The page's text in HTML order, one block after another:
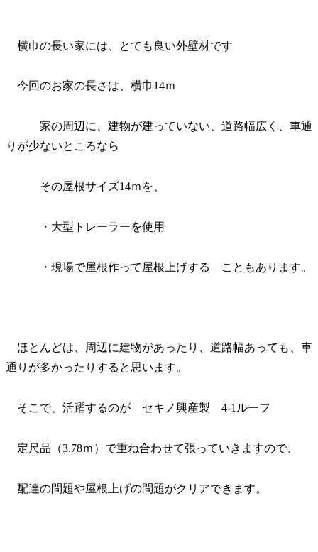
横巾の長い家には、とても良い外壁材です
今回のお家の長さは、横巾14ｍ
家の周辺に、建物が建っていない、道路幅広く、車通
りが少ないところなら
その屋根サイズ14ｍを、
・大型トレーラーを使用
・現場で屋根作って屋根上げする こともあります。
ほとんどは、周辺に建物があったり、道路幅あっても、車
通りが多かったりすると思います。
そこで、活躍するのが セキノ興産製 4-1ルーフ
定尺品（3.78ｍ）で重ね合わせて張っていきますので、
配達の問題や屋根上げの問題がクリアできます。